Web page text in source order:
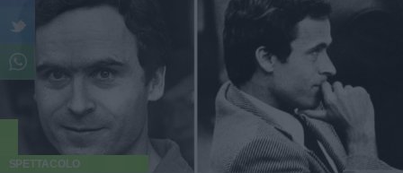
SPETTACOLO